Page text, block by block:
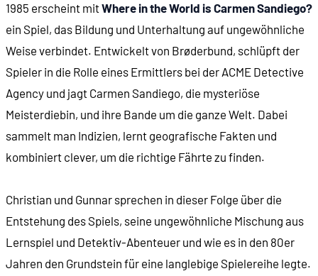
00:08:12 Ein V.I.L.E.-Ganove!
00:08:39 Station 3: Tokio
00:09:29 Station 4: Bangkok
00:10:10 Die Täterin wird identifiziert
00:11:32 Erwischt!
00:12:05 Das Spielprinzip
1985 erscheint mitWhere in the World is Carmen Sandiego?
ein Spiel, das Bildung und Unterhaltung auf ungewöhnliche
Weise verbindet. Entwickelt von Brøderbund, schlüpft der
Spieler in die Rolle eines Ermittlers bei der ACME Detective
Agency und jagt Carmen Sandiego, die mysteriöse
Meisterdiebin, und ihre Bande um die ganze Welt. Dabei
sammelt man Indizien, lernt geografische Fakten und
kombiniert clever, um die richtige Fährte zu finden.
Christian und Gunnar sprechen in dieser Folge über die
Entstehung des Spiels, seine ungewöhnliche Mischung aus
Lernspiel und Detektiv-Abenteuer und wie es in den 80er
Jahren den Grundstein für eine langlebige Spielereihe legte.